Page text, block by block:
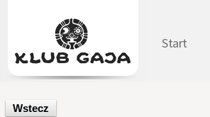
Start
Wstecz